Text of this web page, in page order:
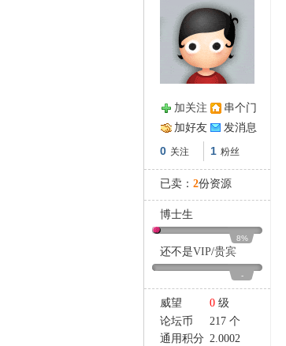
加关注
串个门
加好友
发消息
0 关注 1 粉丝
已卖： 2份资源
博士生
8%
还不是VIP/贵宾
-
威望 0 级
论坛币
217 个
通用积分 2.0002